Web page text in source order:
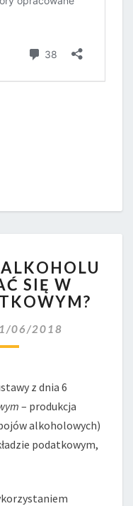
SIĘ W
06/2018
z dnia 6
– produkcja
alkoholowych)
podatkowym,